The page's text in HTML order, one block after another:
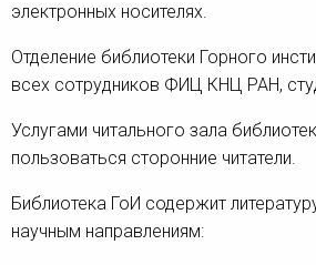
электронных носителях.
Отделение библиотеки Горного
всех сотрудников ФИЦ КНЦ РАН,
Услугами читального зала
пользоваться сторонние читатели.
Библиотека ГоИ содержит
научным направлениям: